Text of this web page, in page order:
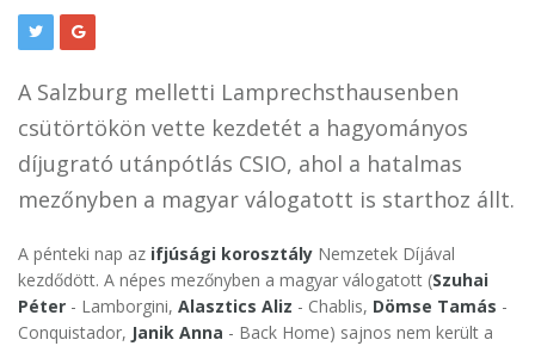
A Salzburg melletti Lamprechsthausenben
csütörtökön vette kezdetét a hagyományos
díjugrató utánpótlás CSIO, ahol a hatalmas
mezőnyben a magyar válogatott is starthoz állt.
A pénteki nap az ifjúsági korosztály Nemzetek Díjával
kezdődött. A népes mezőnyben a magyar válogatott (Szuhai
Péter - Lamborgini, Alasztics Aliz - Chablis, Dömse Tamás -
Conquistador, Janik Anna - Back Home) sajnos nem került a